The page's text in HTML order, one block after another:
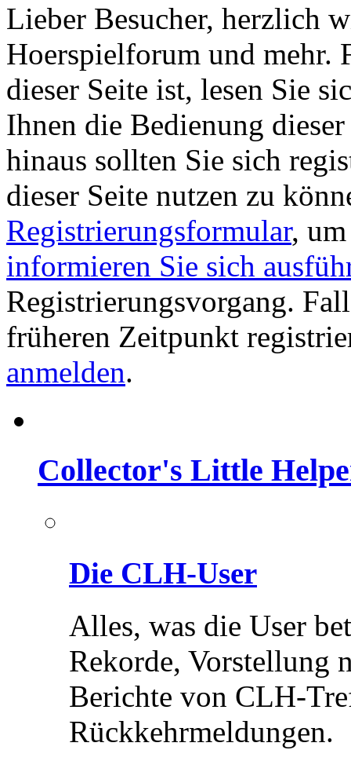
Lieber Besucher, herzlich
Hoerspielforum und mehr.
dieser Seite ist, lesen Sie
Ihnen die Bedienung
hinaus sollten Sie sich
dieser Seite nutzen zu
Registrierungsformular,
informieren Sie sich
Registrierungsvorgang.
früheren Zeitpunkt
anmelden.
Collector's Little
Die CLH-User
Alles, was die User
Rekorde, Vorstellung
Berichte von CLH-
Rückkehrmeldungen.